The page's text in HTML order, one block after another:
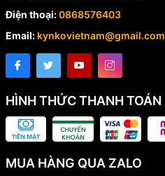
Điện thoại:0868576403
Email: kynkovietnam@gmail.com
HÌNH THỨC THANH TOÁN
MUA HÀNG QUA ZALO